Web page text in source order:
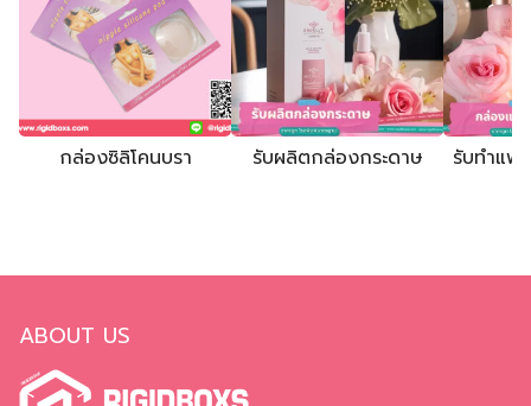
กล่องซิลิโคนบรา รับผลิตกล่องกระดาษ รับทำแพ
ABOUT US